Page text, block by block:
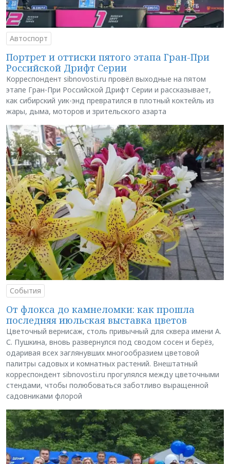
Автоспорт
Портрет и оттиски пятого этапа Гран-При
Российской Дрифт Серии
Корреспондент sibnovosti.ru провёл выходные на пятом
этапе Гран-При Российской Дрифт Серии и рассказывает,
как сибирский уик-энд превратился в плотный коктейль из
жары, дыма, моторов и зрительского азарта
События
От флокса до камнеломки: как прошла
последняя июльская выставка цветов
Цветочный вернисаж, столь привычный для сквера имени А.
С. Пушкина, вновь развернулся под сводом сосен и берёз,
одаривая всех заглянувших многообразием цветовой
палитры садовых и комнатных растений. Внештатный
корреспондент sibnovosti.ru прогулялся между цветочными
стендами, чтобы полюбоваться заботливо выращенной
садовниками флорой